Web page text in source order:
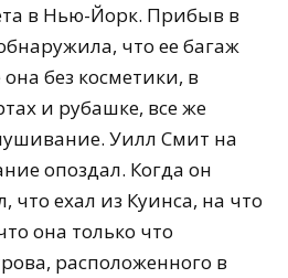
в Нью-Йорк. Прибыв в
что ее багаж
без косметики, в
и рубашке, все же
Уилл Смит на
опоздал. Когда он
что ехал из Куинса, на что
она только что
расположенного в